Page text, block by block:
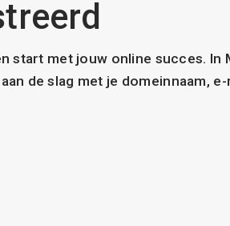
start met jouw online succes. In
de slag met je domeinnaam, e-